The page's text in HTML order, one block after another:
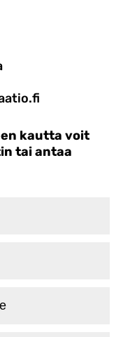
kautta voit
tai antaa